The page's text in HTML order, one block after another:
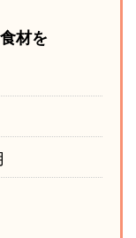
材を